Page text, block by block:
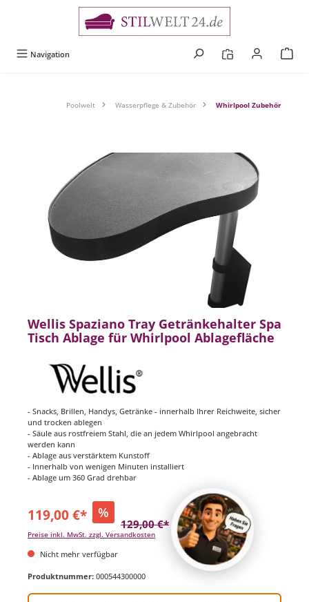
Navigation
Poolwelt Wasserpflege & Zubehör Whirlpool Zubehör
Bildergalerie überspringen
Wellis Spaziano Tray Getränkehalter Spa
Tisch Ablage für Whirlpool Ablagefläche
- Snacks, Brillen, Handys, Getränke - innerhalb Ihrer Reichweite, sicher
und trocken ablegen
- Säule aus rostfreiem Stahl, die an jedem Whirlpool angebracht
werden kann
- Ablage aus verstärktem Kunstoff
- Innerhalb von wenigen Minuten installiert
- Ablage um 360 Grad drehbar
119,00 €* %
129,00 €* (7.75% gespart)
Preise inkl. MwSt. zzgl. Versandkosten
Nicht mehr verfügbar
Produktnummer: 000544300000